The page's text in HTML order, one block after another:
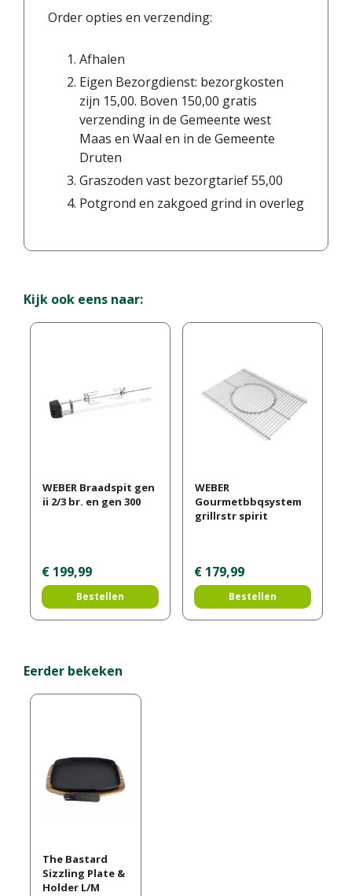
Order opties en verzending:
Afhalen
Eigen Bezorgdienst: bezorgkosten
zijn 15,00. Boven 150,00 gratis
verzending in de Gemeente west
Maas en Waal en in de Gemeente
Druten
Graszoden vast bezorgtarief 55,00
Potgrond en zakgoed grind in overleg
Kijk ook eens naar:
WEBER Braadspit gen
ii 2/3 br. en gen 300
€ 199,99
Bestellen
WEBER
Gourmetbbqsystem
grillrstr spirit
€ 179,99
Bestellen
Eerder bekeken
The Bastard
Sizzling Plate &
Holder L/M